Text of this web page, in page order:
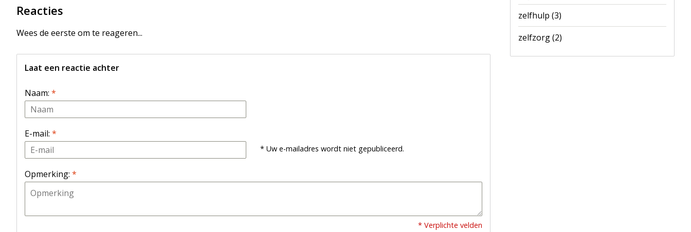
Reacties
Wees de eerste om te reageren...
Laat een reactie achter
Naam: *
E-mail: *
* Uw e-mailadres wordt niet gepubliceerd.
Opmerking: *
* Verplichte velden
zelfhulp (3)
zelfzorg(2)